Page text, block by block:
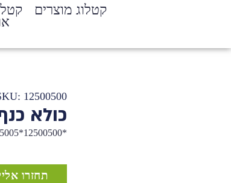
קטלוג מוצרים
12500500
כולא
*12500500*125005*
תחזרו